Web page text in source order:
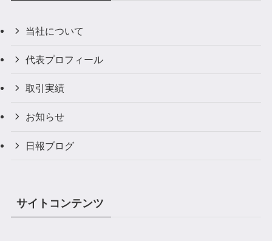
当社について
代表プロフィール
取引実績
お知らせ
日報ブログ
サイトコンテンツ